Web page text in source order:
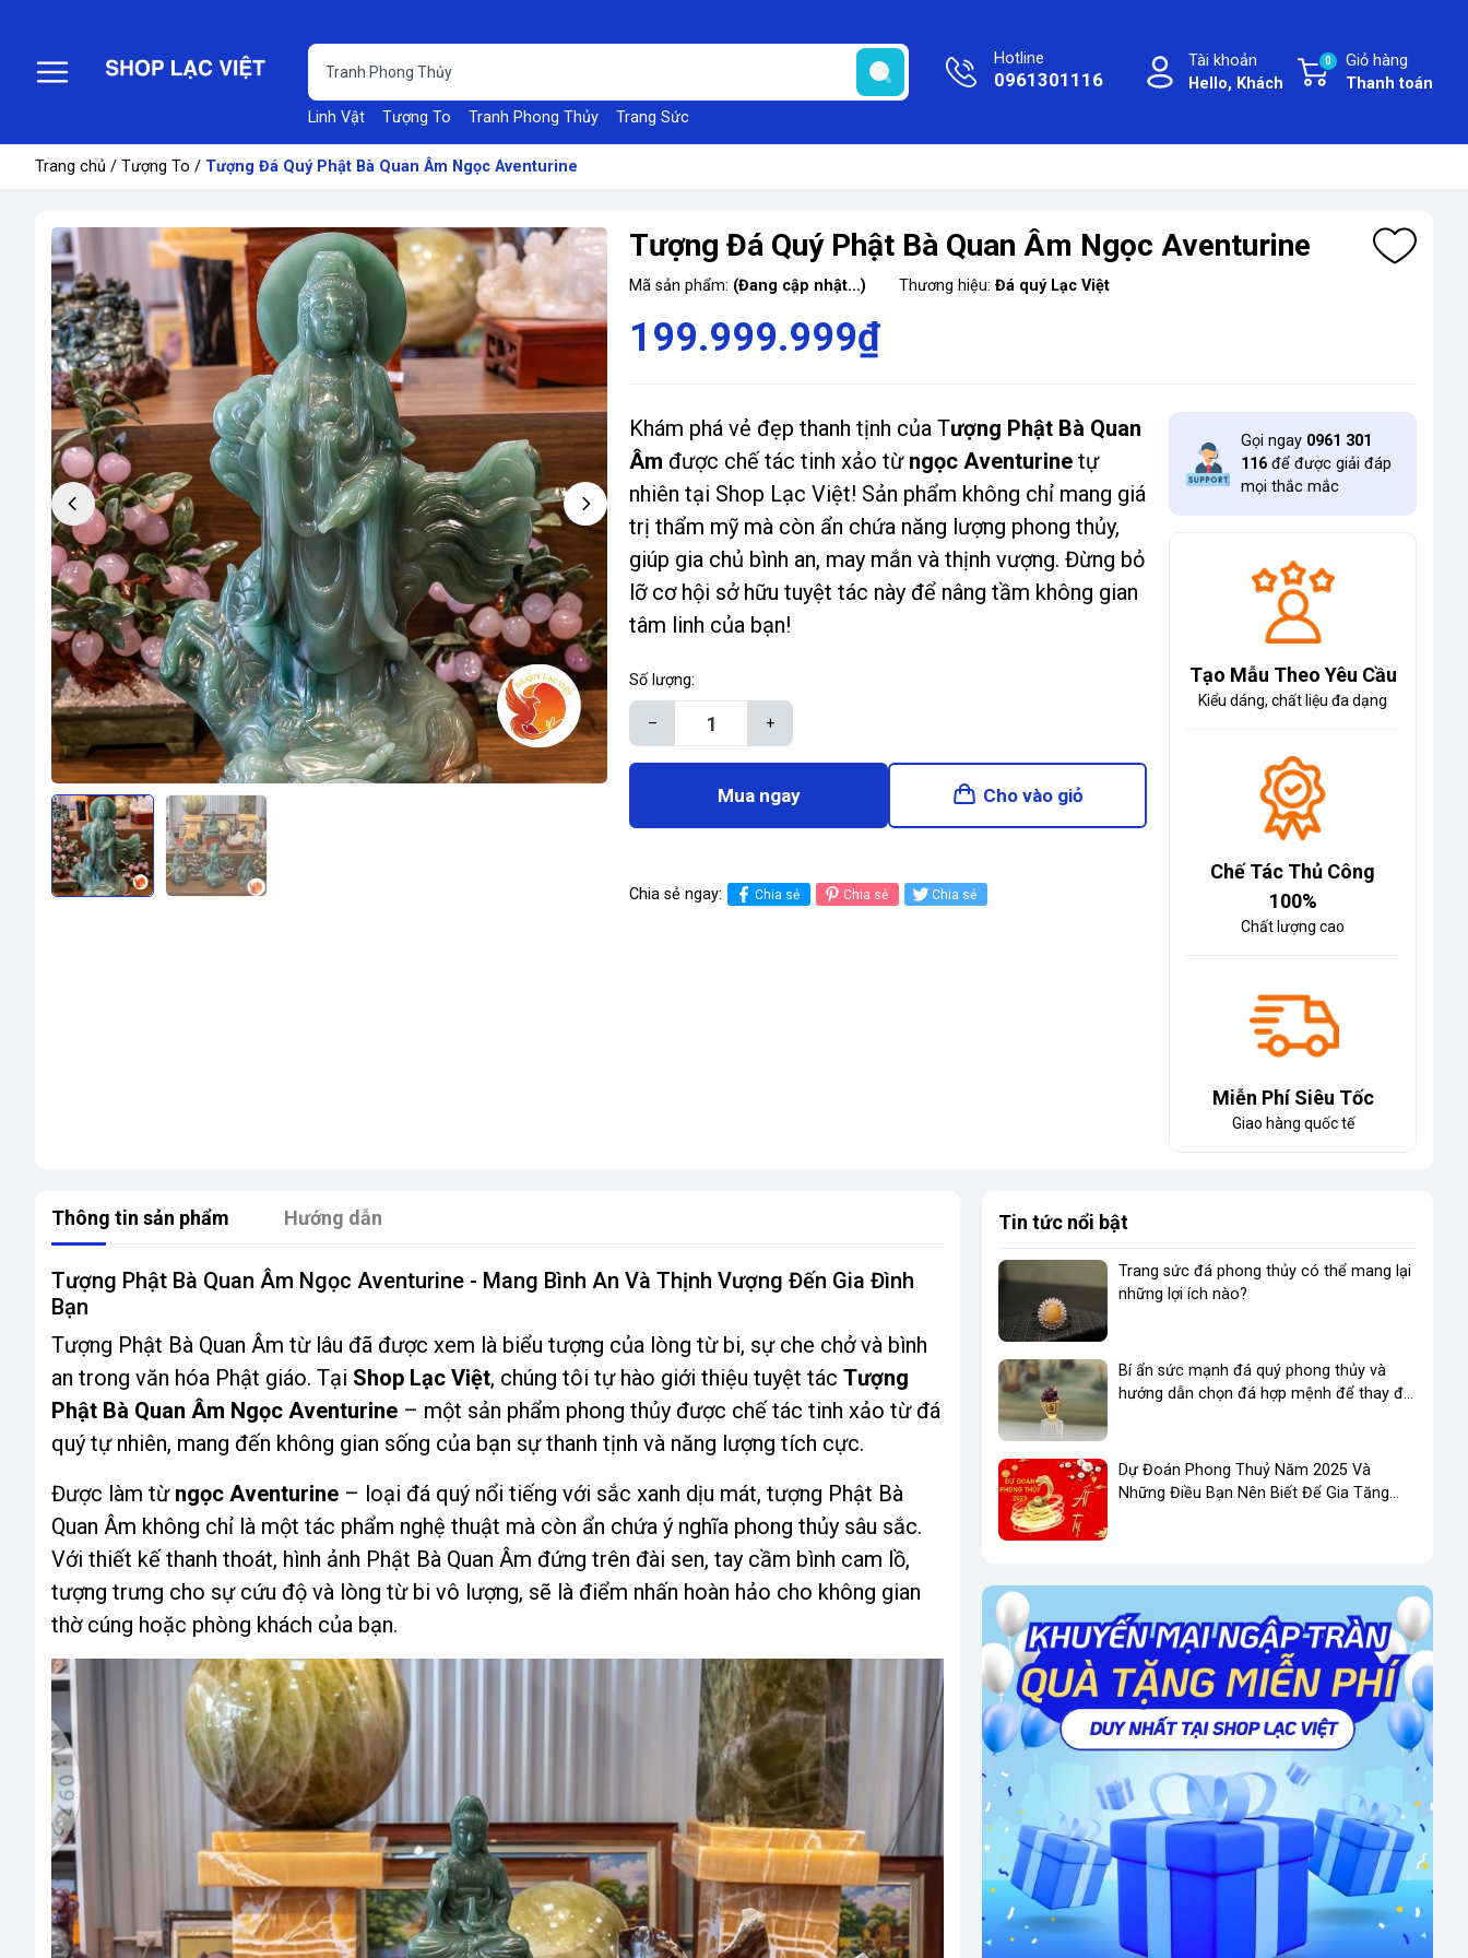
Linh Vật Tượng To Tranh Phong Thủy Trang Sức
Hotline
0961301116
Tài khoản
Hello, Khách
Giỏ hàng
Thanh toán
0
Trang chủ / Tượng To / Tượng Đá Quý Phật Bà Quan Âm Ngọc Aventurine
Tượng Đá Quý Phật Bà Quan Âm Ngọc Aventurine
Mã sản phẩm: (Đang cập nhật...) Thương hiệu:Đá quý Lạc Việt
199.999.999₫
Khám phá vẻ đẹp thanh tịnh của Tượng Phật Bà Quan
Âm được chế tác tinh xảo từ ngọc Aventurine tự
nhiên tại Shop Lạc Việt! Sản phẩm không chỉ mang giá
trị thẩm mỹ mà còn ẩn chứa năng lượng phong thủy,
giúp gia chủ bình an, may mắn và thịnh vượng. Đừng bỏ
lỡ cơ hội sở hữu tuyệt tác này để nâng tầm không gian
tâm linh của bạn!
Số lượng:
– +
Mua ngay Cho vào giỏ
Chia sẻ ngay: Chia sẻ Chia sẻ Chia sẻ
Gọi ngay 0961 301
116 để được giải đáp
mọi thắc mắc
Tạo Mẫu Theo Yêu Cầu
Kiểu dáng, chất liệu đa dạng
Chế Tác Thủ Công
100%
Chất lượng cao
Miễn Phí Siêu Tốc
Giao hàng quốc tế
Thông tin sản phẩm Hướng dẫn
Tượng Phật Bà Quan Âm Ngọc Aventurine - Mang Bình An Và Thịnh Vượng Đến Gia Đình
Bạn
Tượng Phật Bà Quan Âm từ lâu đã được xem là biểu tượng của lòng từ bi, sự che chở và bình
an trong văn hóa Phật giáo. Tại Shop Lạc Việt, chúng tôi tự hào giới thiệu tuyệt tác Tượng
Phật Bà Quan Âm Ngọc Aventurine – một sản phẩm phong thủy được chế tác tinh xảo từ đá
quý tự nhiên, mang đến không gian sống của bạn sự thanh tịnh và năng lượng tích cực.
Được làm từ ngọc Aventurine – loại đá quý nổi tiếng với sắc xanh dịu mát, tượng Phật Bà
Quan Âm không chỉ là một tác phẩm nghệ thuật mà còn ẩn chứa ý nghĩa phong thủy sâu sắc.
Với thiết kế thanh thoát, hình ảnh Phật Bà Quan Âm đứng trên đài sen, tay cầm bình cam lồ,
tượng trưng cho sự cứu độ và lòng từ bi vô lượng, sẽ là điểm nhấn hoàn hảo cho không gian
thờ cúng hoặc phòng khách của bạn.
Tin tức nổi bật
Trang sức đá phong thủy có thể mang lại
những lợi ích nào?
Bí ẩn sức mạnh đá quý phong thủy và
hướng dẫn chọn đá hợp mệnh để thay đổi
Dự Đoán Phong Thuỷ Năm 2025 Và
Những Điều Bạn Nên Biết Để Gia Tăng